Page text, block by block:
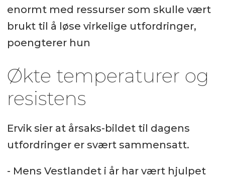
enormt med ressurser som skulle vært
brukt til å løse virkelige utfordringer,
poengterer hun
Økte temperaturer og
resistens
Ervik sier at årsaks-bildet til dagens
utfordringer er svært sammensatt.
- Mens Vestlandet i år har vært hjulpet